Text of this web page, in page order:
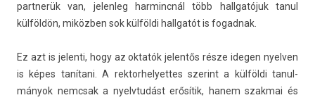
partnerük van, jelen­leg har­mincnál több hallgatójuk tanul
külföldön, miközben sok külföldi hallgatót is fogad­nak.
Ez azt is jelen­ti, hogy az oktatók jelen­tős része ideg­en nyelv­en
is képes tanítani. A re­ktor­helyet­tes szerint a külföldi tanul­
mányok nemcsak a nyelvtudást erősítik, hanem szak­mai és